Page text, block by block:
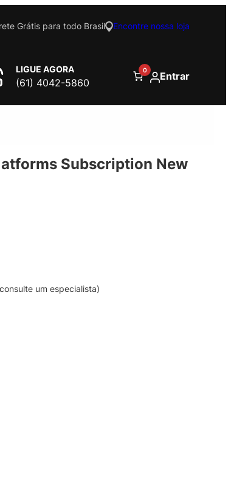
Grátis para todo Brasil Encontre nossa loja
LIGUE AGORA
(61) 4042-5860
0 Entrar
Subscription New
um especialista)